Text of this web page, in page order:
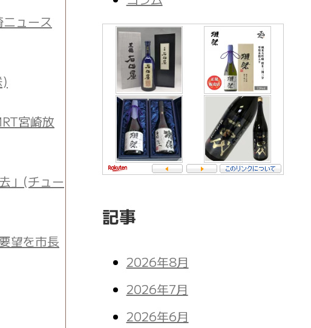
ュース
宮崎放
」(チュー
望を市長
記事
2026年8月
2026年7月
2026年6月